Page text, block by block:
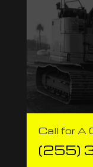
Call for A
(255)